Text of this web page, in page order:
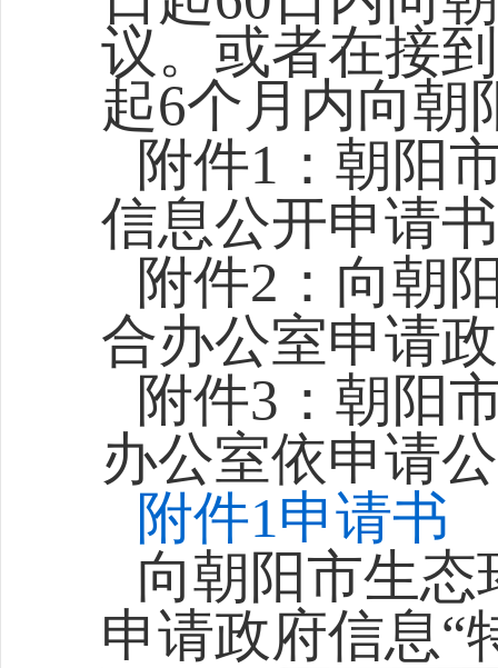
议。或者在接
起6个月内向朝
附件1：朝阳
信息公开申请书
附件2： 向朝
合办公室申请
附件3： 朝阳
办公室依申请
附件1申请书
向朝阳市生态
申请政府信息“